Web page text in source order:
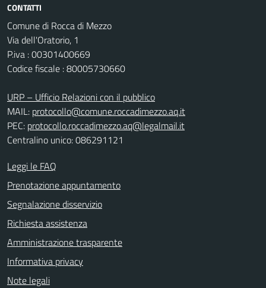
CONTATTI
Comune di Rocca di Mezzo
Via dell'Oratorio, 1
P.iva : 00301400669
Codice fiscale : 80005730660
URP – Ufficio Relazioni con il pubblico
MAIL: protocollo@comune.roccadimezzo.aq.it
PEC: protocollo.roccadimezzo.aq@legalmail.it
Centralino unico: 086291121
Leggi le FAQ
Prenotazione appuntamento
Segnalazione disservizio
Richiesta assistenza
Amministrazione trasparente
Informativa privacy
Note legali